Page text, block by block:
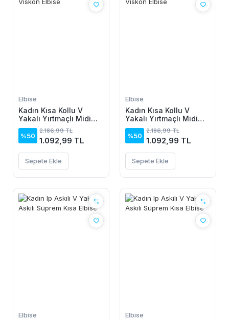
Elbise
Kadın Kısa Kollu V
Yakalı Yırtmaçlı Midi
Boy Viskon Elbise
%50
2.186,99 TL
1.092,99 TL
Sepete Ekle
Elbise
Kadın Kısa Kollu V
Yakalı Yırtmaçlı Midi
Boy Viskon Elbise
%50
2.186,99 TL
1.092,99 TL
Sepete Ekle
Elbise Elbise